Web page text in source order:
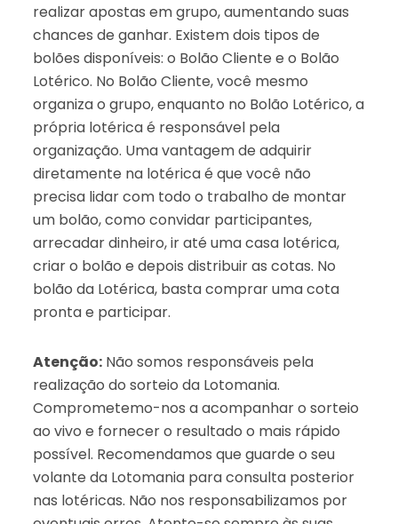
realizar apostas em grupo, aumentando suas
chances de ganhar. Existem dois tipos de
bolões disponíveis: o Bolão Cliente e o Bolão
Lotérico. No Bolão Cliente, você mesmo
organiza o grupo, enquanto no Bolão Lotérico, a
própria lotérica é responsável pela
organização. Uma vantagem de adquirir
diretamente na lotérica é que você não
precisa lidar com todo o trabalho de montar
um bolão, como convidar participantes,
arrecadar dinheiro, ir até uma casa lotérica,
criar o bolão e depois distribuir as cotas. No
bolão da Lotérica, basta comprar uma cota
pronta e participar.
Atenção:Não somos responsáveis pela
realização do sorteio da Lotomania.
Comprometemo-nos a acompanhar o sorteio
ao vivo e fornecer o resultado o mais rápido
possível. Recomendamos que guarde o seu
volante da Lotomania para consulta posterior
nas lotéricas. Não nos responsabilizamos por